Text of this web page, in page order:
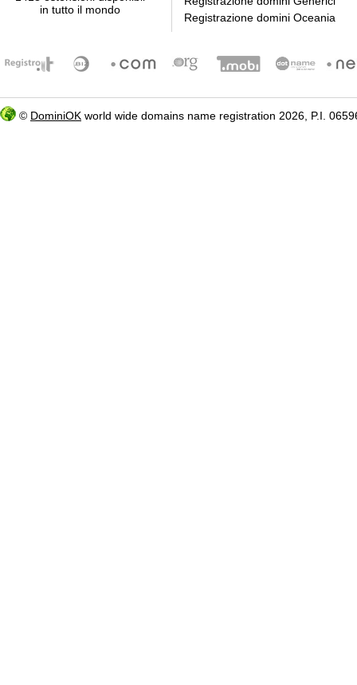
in tutto il mondo
Registrazione domini Oceania
© DominiOK world wide domains name registration 2026, P.I.